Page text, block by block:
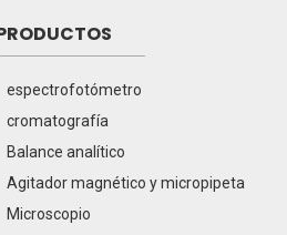
espectrofotómetro
cromatografía
Balance analítico
Agitador magnético y micropipeta
Microscopio